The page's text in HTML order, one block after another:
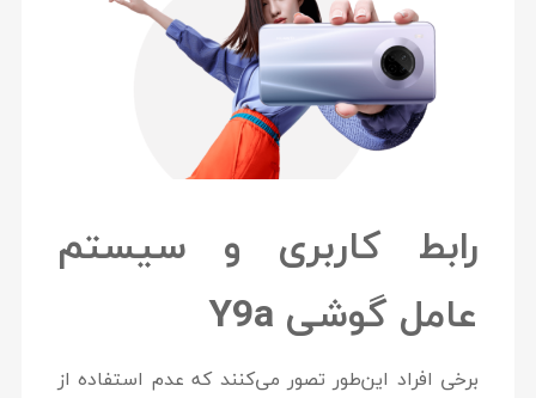
رابط کاربری و سیستم
عامل گوشی Y9a
برخی افراد این‌طور تصور می‌کنند که عدم استفاده از